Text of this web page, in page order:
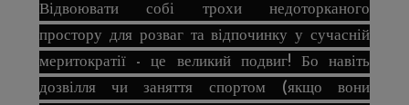
Відвоювати собі трохи недоторканого
простору для розваг та відпочинку у сучасній
меритократії - це великий подвиг! Бо навіть
дозвілля чи заняття спортом (якщо вони